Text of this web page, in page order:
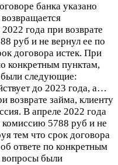
банка указано
года при возврате
руб и не вернул ее по
договора истек. При
конкретным пунктам,
были следующие:
до 2023 года, а…
возврате займа, клиенту
В апреле 2022 года
комиссию 5788 руб и не
тем что срок договора
ответе по конкретным
вопросы были